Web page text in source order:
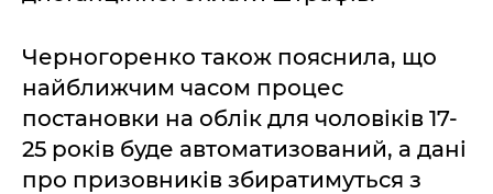
Черногоренко також пояснила, що
найближчим часом процес
постановки на облік для чоловіків 17-
25 років буде автоматизований, а дані
про призовників збиратимуться з